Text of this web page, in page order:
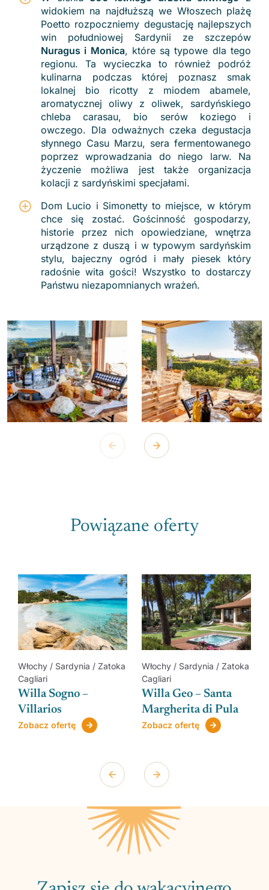
widokiem na najdłuższą we Włoszech plażę
Poetto rozpoczniemy degustację najlepszych
win południowej Sardynii ze szczepów
Nuragus i Monica, które są typowe dla tego
regionu. Ta wycieczka to również podróż
kulinarna podczas której poznasz smak
lokalnej bio ricotty z miodem abamele,
aromatycznej oliwy z oliwek, sardyńskiego
chleba carasau, bio serów koziego i
owczego. Dla odważnych czeka degustacja
słynnego Casu Marzu, sera fermentowanego
poprzez wprowadzania do niego larw. Na
życzenie możliwa jest także organizacja
kolacji z sardyńskimi specjałami.
Dom Lucio i Simonetty to miejsce, w którym
chce się zostać. Gościnność gospodarzy,
historie przez nich opowiedziane, wnętrza
urządzone z duszą i w typowym sardyńskim
stylu, bajeczny ogród i mały piesek który
radośnie wita gości! Wszystko to dostarczy
Państwu niezapomnianych wrażeń.
Powiązane oferty
Włochy / Sardynia / Zatoka
Cagliari
Willa Sogno –
Villarios
Zobacz ofertę
Włochy / Sardynia / Zatoka
Cagliari
Willa Geo – Santa
Margherita di Pula
Zobacz ofertę